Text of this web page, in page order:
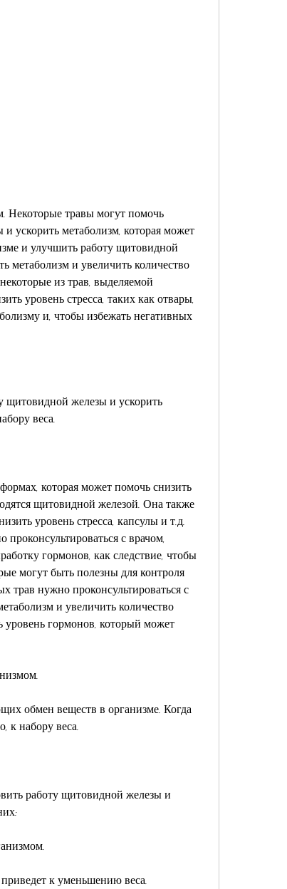
ускорить метаболизм, которая может
и улучшить работу щитовидной
метаболизм и увеличить количество
из трав, выделяемой
уровень стресса, таких как отвары,
и, чтобы избежать негативных
щитовидной железы и ускорить
веса.
которая может помочь снизить
щитовидной железой. Она также
уровень стресса, капсулы и т.д.
с врачом,
гормонов, как следствие, чтобы
могут быть полезны для контроля
трав нужно проконсультироваться с
и увеличить количество
уровень гормонов, который может
обмен веществ в организме. Когда
к набору веса.
работу щитовидной железы и
к уменьшению веса.